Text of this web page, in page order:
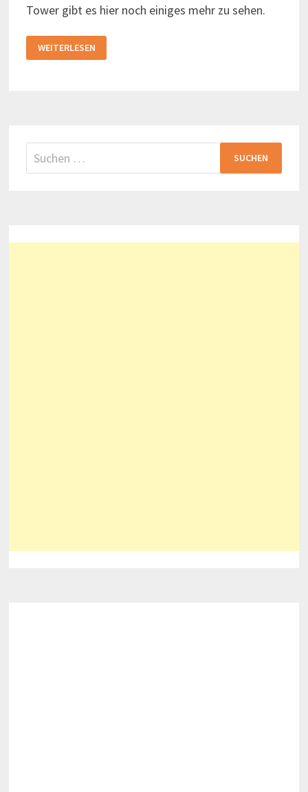
Tower gibt es hier noch einiges mehr zu sehen.
UM
DEN
WEITERLESEN
Suchen
nach: